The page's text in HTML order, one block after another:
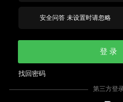
登 录
找回密码
第三方登